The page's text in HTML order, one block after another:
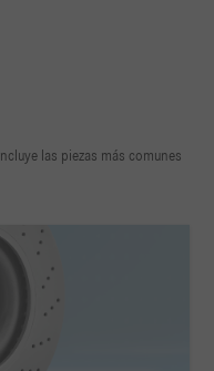
las piezas más comunes